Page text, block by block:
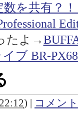
を共有？
たよ→
イブ BR-
) | コメン